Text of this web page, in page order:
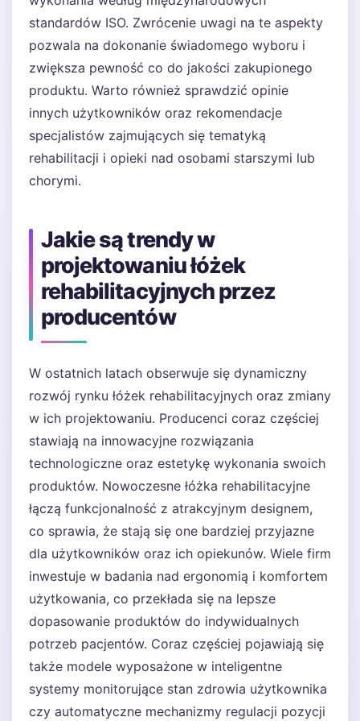
standardów ISO. Zwrócenie uwagi na te aspekty
pozwala na dokonanie świadomego wyboru i
zwiększa pewność co do jakości zakupionego
produktu. Warto również sprawdzić opinie
innych użytkowników oraz rekomendacje
specjalistów zajmujących się tematyką
rehabilitacji i opieki nad osobami starszymi lub
chorymi.
Jakie są trendy w
projektowaniu łóżek
rehabilitacyjnych przez
producentów
W ostatnich latach obserwuje się dynamiczny
rozwój rynku łóżek rehabilitacyjnych oraz zmiany
w ich projektowaniu. Producenci coraz częściej
stawiają na innowacyjne rozwiązania
technologiczne oraz estetykę wykonania swoich
produktów. Nowoczesne łóżka rehabilitacyjne
łączą funkcjonalność z atrakcyjnym designem,
co sprawia, że stają się one bardziej przyjazne
dla użytkowników oraz ich opiekunów. Wiele firm
inwestuje w badania nad ergonomią i komfortem
użytkowania, co przekłada się na lepsze
dopasowanie produktów do indywidualnych
potrzeb pacjentów. Coraz częściej pojawiają się
także modele wyposażone w inteligentne
systemy monitorujące stan zdrowia użytkownika
czy automatyczne mechanizmy regulacji pozycji